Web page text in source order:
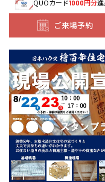
QUOカード1000円分進
ご来場予約
福島
石川
福井
千葉
茨城
栃木
群馬
静岡
三重
京都
兵庫
奈良
滋賀
和歌山
岡山
香川
愛媛
鳥取
島根
広島
九州
福岡
佐賀
熊本
大分
宮崎
分譲マンション
※現住所のある都道府
くの展示場又は店舗に
応します。お気軽にご
福島県
会
石川県
福井県
埼玉県
千葉県
柏
茨城県
栃木県
群馬県
静岡県
三重県
京都府
兵庫県
奈良県
岡山県
愛媛県
九州
福岡県
佐賀県
熊本県
大分県
宮崎県
鹿児島県